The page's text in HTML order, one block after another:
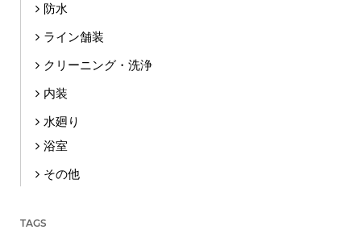
防水
ライン舗装
クリーニング・洗浄
内装
水廻り
浴室
その他
TAGS